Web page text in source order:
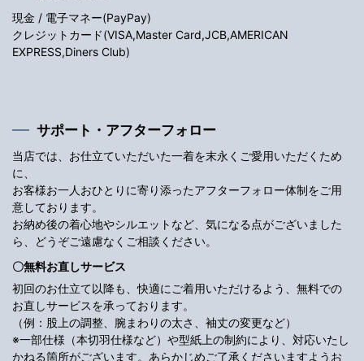
現金 / 電子マネー(PayPay)
クレジットカード(VISA,Master Card,JCB,AMERICAN
EXPRESS,Diners Club)
サポート・アフターフォロー
当店では、お仕立ていただいた一着を末永くご愛用いただくため
に、
お客様お一人おひとりに寄り添ったアフターフォロー体制をご用
意しております。
お納め後の着心地やシルエットなど、気になる点がございました
ら、どうぞご遠慮なくご相談ください。
〇無料お直しサービス
初回のお仕立て以降も、快適にご着用いただけるよう、無料での
お直しサービスを承っております。
（例：股上の調整、腕まわりの太さ、袖丈の変更など）
※一部仕様（本切羽仕様など）や型紙上の制約により、対応いたし
かねる箇所がございます。あらかじめご了承くださいますようお